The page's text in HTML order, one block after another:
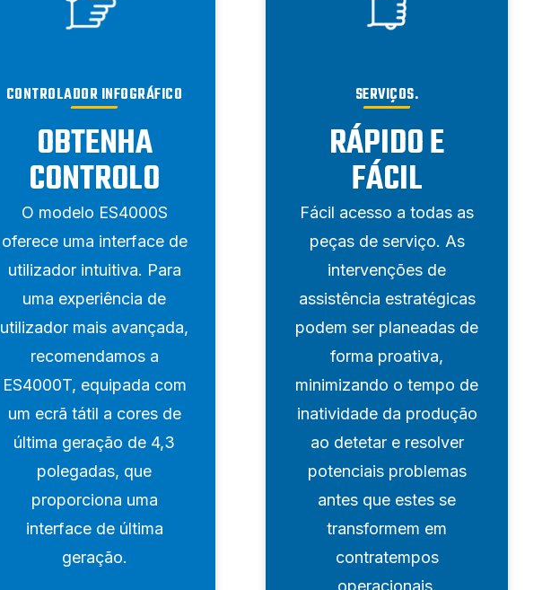
CONTROLADOR INFOGRÁFICO
OBTENHA
CONTROLO
O modelo ES4000S
oferece uma interface de
utilizador intuitiva. Para
uma experiência de
utilizador mais avançada,
recomendamos a
ES4000T, equipada com
um ecrã tátil a cores de
última geração de 4,3
polegadas, que
proporciona uma
interface de última
geração.
SERVIÇOS.
RÁPIDO E
FÁCIL
Fácil acesso a todas as
peças de serviço. As
intervenções de
assistência estratégicas
podem ser planeadas de
forma proativa,
minimizando o tempo de
inatividade da produção
ao detetar e resolver
potenciais problemas
antes que estes se
transformem em
contratempos
operacionais.